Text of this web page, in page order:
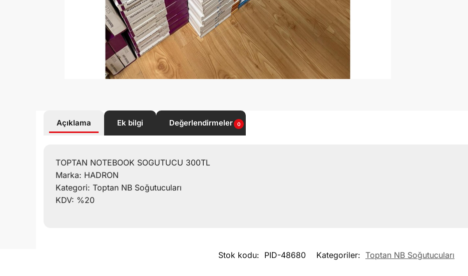
Açıklama Ek bilgi Değerlendirmeler 0
TOPTAN NOTEBOOK SOGUTUCU 300TL
Marka: HADRON
Kategori: Toptan NB Soğutucuları
KDV: %20
Stok kodu: PID-48680 Kategoriler: Toptan NB Soğutucuları